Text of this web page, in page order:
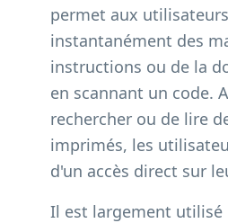
permet aux
instantanément des
instructions ou de la
en scannant un code.
rechercher ou de lire
imprimés, les
d'un accès direct sur
Il est largement utilisé